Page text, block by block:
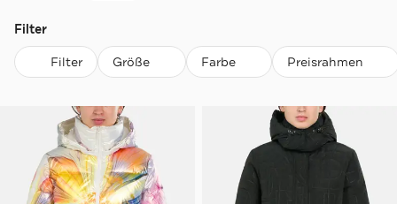
Filter
Filter Größe Farbe Preisrahmen